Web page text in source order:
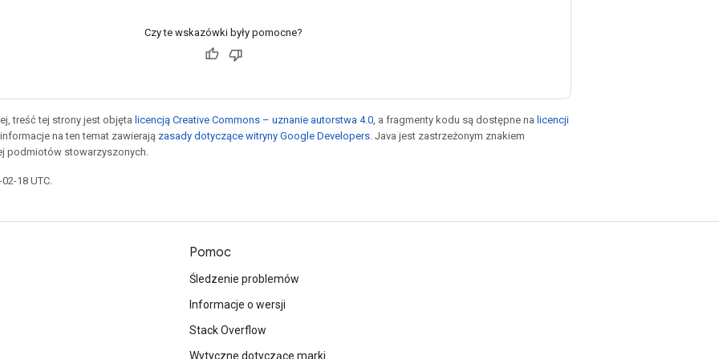
Czy te wskazówki były pomocne?
treść tej strony jest objęta licencją Creative Commons – uznanie autorstwa 4.0 , a fragmenty kodu są dostępne na licencji
informacje na ten temat zawierają zasady dotyczące witryny Google Developers . Java jest zastrzeżonym znakiem
podmiotów stowarzyszonych.
18 UTC.
Pomoc
Śledzenie problemów
Informacje o wersji
Stack Overflow
Wytyczne dotyczące marki